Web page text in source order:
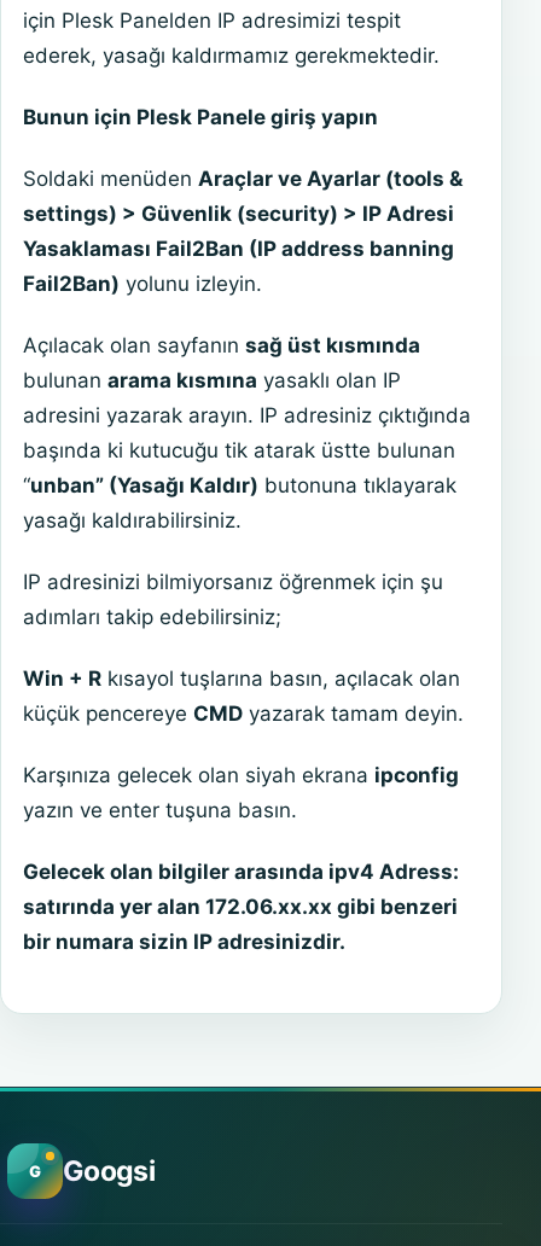
için Plesk Panelden IP adresimizi tespit
ederek, yasağı kaldırmamız gerekmektedir.
Bunun için Plesk Panele giriş yapın
Soldaki menüden Araçlar ve Ayarlar (tools &
settings) > Güvenlik (security) > IP Adresi
Yasaklaması Fail2Ban (IP address banning
Fail2Ban) yolunu izleyin.
Açılacak olan sayfanın sağ üst kısmında
bulunan arama kısmına yasaklı olan IP
adresini yazarak arayın. IP adresiniz çıktığında
başında ki kutucuğu tik atarak üstte bulunan
“unban” (Yasağı Kaldır) butonuna tıklayarak
yasağı kaldırabilirsiniz.
IP adresinizi bilmiyorsanız öğrenmek için şu
adımları takip edebilirsiniz;
Win + R kısayol tuşlarına basın, açılacak olan
küçük pencereye CMD yazarak tamam deyin.
Karşınıza gelecek olan siyah ekrana ipconfig
yazın ve enter tuşuna basın.
Gelecek olan bilgiler arasında ipv4 Adress:
satırında yer alan 172.06.xx.xx gibi benzeri
bir numara sizin IP adresinizdir.
G Googsi